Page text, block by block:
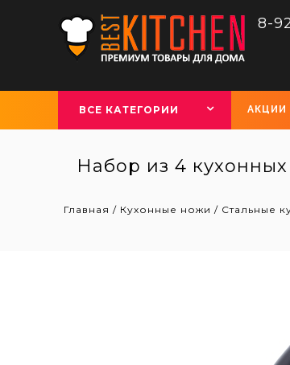
8-
ВСЕ КАТЕГОРИИ АКЦИИ
Набор из 4
Главная / Кухонные ножи / Стальные